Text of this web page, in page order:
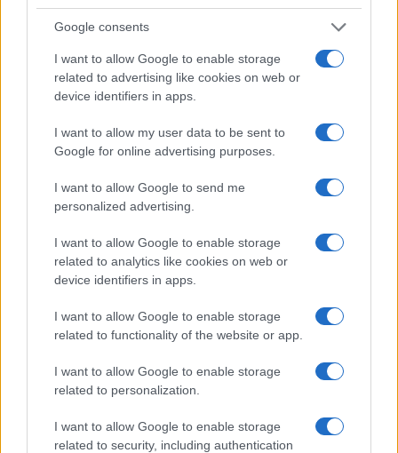
Google consents
I want to allow Google to enable storage
related to advertising like cookies on web or
device identifiers in apps.
I want to allow my user data to be sent to
Google for online advertising purposes.
I want to allow Google to send me
personalized advertising.
I want to allow Google to enable storage
related to analytics like cookies on web or
device identifiers in apps.
I want to allow Google to enable storage
related to functionality of the website or app.
I want to allow Google to enable storage
related to personalization.
I want to allow Google to enable storage
related to security, including authentication
la UE
España registra una tasa de desempleo del 10,1%…
ECONOMÍA
técnicas, subsidios y compras públicas
El proteccionismo no siempre se manifiesta a través…